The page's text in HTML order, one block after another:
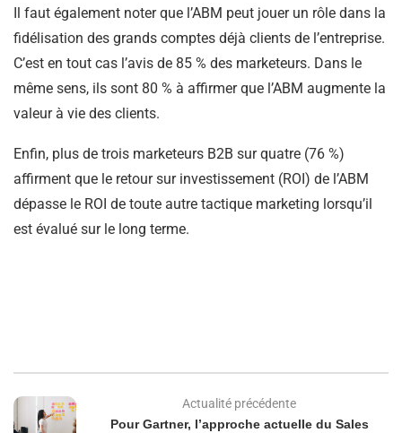
Il faut également noter que l’ABM peut jouer un rôle dans la
fidélisation des grands comptes déjà clients de l’entreprise.
C’est en tout cas l’avis de 85 % des marketeurs. Dans le
même sens, ils sont 80 % à affirmer que l’ABM augmente la
valeur à vie des clients.
Enfin, plus de trois marketeurs B2B sur quatre (76 %)
affirment que le retour sur investissement (ROI) de l’ABM
dépasse le ROI de toute autre tactique marketing lorsqu’il
est évalué sur le long terme.
Actualité précédente
Pour Gartner, l’approche actuelle du Sales